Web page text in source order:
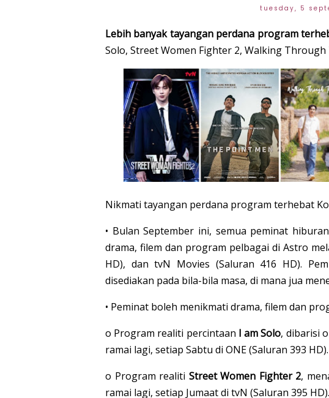
tuesday, 5
Lebih banyak tayangan perdana program
Solo, Street Women Fighter 2, Walking
Nikmati tayangan perdana program terhebat
• Bulan September ini, semua peminat
drama, filem dan program pelbagai di Astro
HD), dan tvN Movies (Saluran 416 HD).
disediakan pada bila-bila masa, di mana jua
• Peminat boleh menikmati drama, filem dan
o Program realiti percintaan I am Solo, dibarisi
ramai lagi, setiap Sabtu di ONE (Saluran 393 HD).
o Program realiti Street Women Fighter 2,
ramai lagi, setiap Jumaat di tvN (Saluran 395 HD).